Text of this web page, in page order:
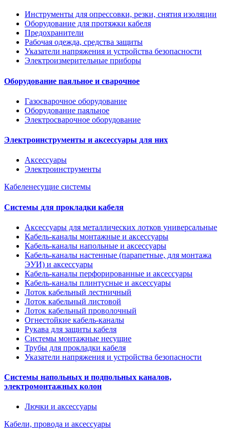
Инструменты для опрессовки, резки, снятия изоляции
Оборудование для протяжки кабеля
Предохранители
Рабочая одежда, средства защиты
Указатели напряжения и устройства безопасности
Электроизмерительные приборы
Оборудование паяльное и сварочное
Газосварочное оборудование
Оборудование паяльное
Электросварочное оборудование
Электроинструменты и аксессуары для них
Аксессуары
Электроинструменты
Кабеленесущие системы
Системы для прокладки кабеля
Аксессуары для металлических лотков универсальные
Кабель-каналы монтажные и аксессуары
Кабель-каналы напольные и аксессуары
Кабель-каналы настенные (парапетные, для монтажа
ЭУИ) и аксессуары
Кабель-каналы перфорированные и аксессуары
Кабель-каналы плинтусные и аксессуары
Лоток кабельный лестничный
Лоток кабельный листовой
Лоток кабельный проволочный
Огнестойкие кабель-каналы
Рукава для защиты кабеля
Системы монтажные несущие
Трубы для прокладки кабеля
Указатели напряжения и устройства безопасности
Системы напольных и подпольных каналов,
электромонтажных колон
Лючки и аксессуары
Кабели, провода и аксессуары